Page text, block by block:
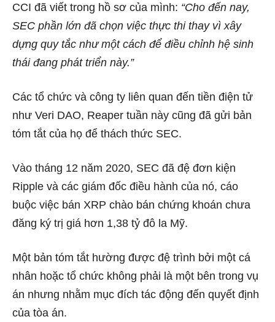
CCI đã viết trong hồ sơ của mình: “Cho đến nay,
SEC phần lớn đã chọn việc thực thi thay vì xây
dựng quy tắc như một cách để điều chỉnh hệ sinh
thái đang phát triển này.”
Các tổ chức và công ty liên quan đến tiền điện tử
như Veri DAO, Reaper tuần này cũng đã gửi bản
tóm tắt của họ để thách thức SEC.
Vào tháng 12 năm 2020, SEC đã đệ đơn kiện
Ripple và các giám đốc điều hành của nó, cáo
buộc việc bán XRP chào bán chứng khoán chưa
đăng ký trị giá hơn 1,38 tỷ đô la Mỹ.
Một bản tóm tắt hường được đệ trình bởi một cá
nhân hoặc tổ chức không phải là một bên trong vụ
án nhưng nhằm mục đích tác động đến quyết định
của tòa án.